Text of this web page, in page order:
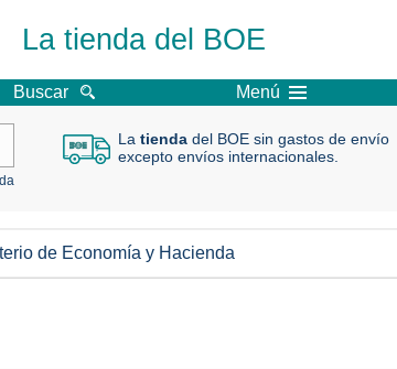
La tienda del BOE
Buscar Menú
Latienda del BOE sin gastos de envío
excepto envíos internacionales.
de Economía y Hacienda